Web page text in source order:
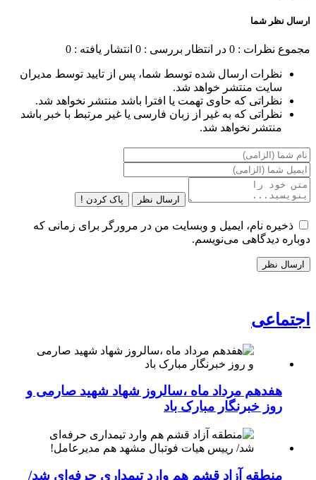
ارسال نظر شما
مجموع نظرات : 0 در انتظار بررسی : 0 انتشار یافته : 0
نظرات ارسال شده توسط شما، پس از تایید توسط مدیران
سایت منتشر خواهد شد.
نظراتی که حاوی تهمت یا افترا باشد منتشر نخواهد شد.
نظراتی که به غیر از زبان فارسی یا غیر مرتبط با خبر باشد
منتشر نخواهد شد.
ارسال نظر پاک کردن !
ذخیره نام، ایمیل و وبسایت من در مرورگر برای زمانی که
دوباره دیدگاهی می‌نویسم.
اجتماعی
هفدهم مرداد ماه ،سالروز شهاد شهید صارمی و
روز خبرنگار مبارک باد
منطقه آزاد قشم هم وارد تیمداری حرفه‌ای شد/